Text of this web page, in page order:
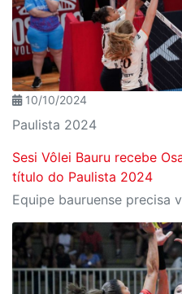
10/10/2024
Paulista 2024
Sesi Vôlei Bauru recebe
título do Paulista 2024